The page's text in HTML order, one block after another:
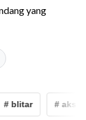
yang
blitar # aksi